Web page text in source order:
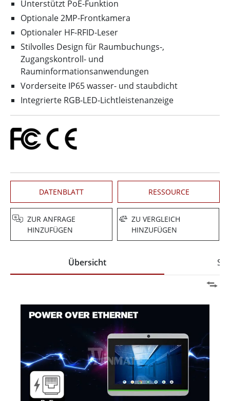
Unterstützt PoE-Funktion
Optionale 2MP-Frontkamera
Optionaler HF-RFID-Leser
Stilvolles Design für Raumbuchungs-,
Zugangskontroll- und
Rauminformationsanwendungen
Vorderseite IP65 wasser- und staubdicht
Integrierte RGB-LED-Lichtleistenanzeige
DATENBLATT RESSOURCE
ZUR ANFRAGE
HINZUFÜGEN
ZU VERGLEICH
HINZUFÜGEN
Übersicht